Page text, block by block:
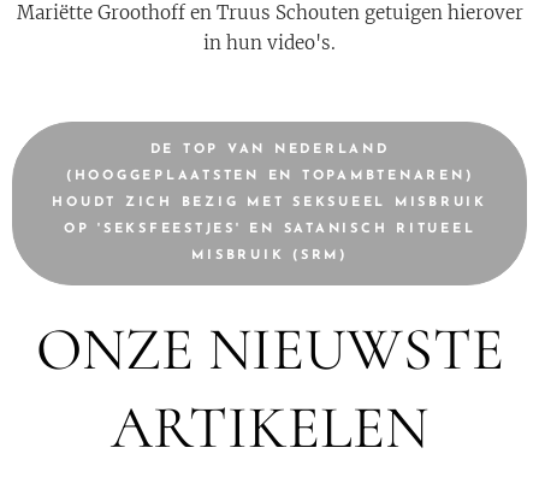
Mariëtte Groothoff en Truus Schouten getuigen hierover
in hun video's.
DE TOP VAN NEDERLAND
(HOOGGEPLAATSTEN EN TOPAMBTENAREN)
HOUDT ZICH BEZIG MET SEKSUEEL MISBRUIK
OP 'SEKSFEESTJES' EN SATANISCH RITUEEL
MISBRUIK (SRM)
ONZE NIEUWSTE
ARTIKELEN